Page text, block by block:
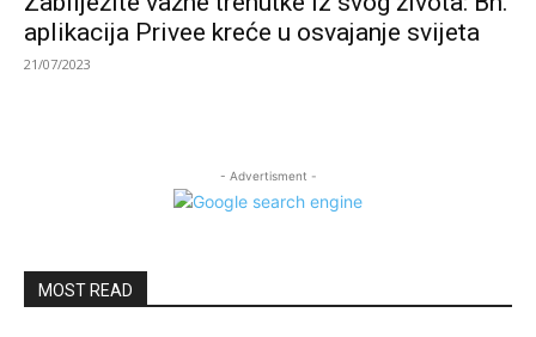
aplikacija Privee kreće u osvajanje svijeta
21/07/2023
- Advertisment -
MOST READ